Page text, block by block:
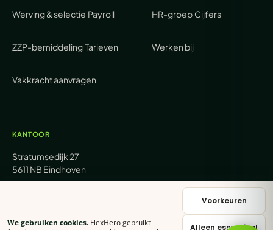
Werving & selectie Payroll
ZZP-bemiddelingTarieven
Vakkracht aanvragen
HR-groep Cijfers
Werken bij
KANTOOR
Stratumsedijk 27
5611 NB Eindhoven
sales@flexhero.com
We gebruiken cookies. FlexHero gebruikt
Voorkeuren
Alleen essentieel